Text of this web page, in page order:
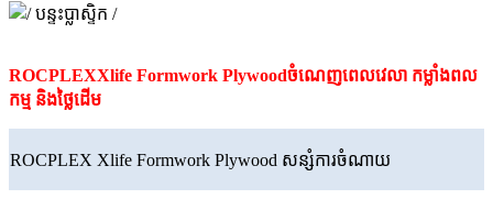
ROCPLEXXlife Formwork Plywoodចំណេញពេលវេលា កម្លាំងពល
កម្ម និងថ្លៃដើម
ROCPLEX Xlife Formwork Plywood សន្សំការចំណាយ